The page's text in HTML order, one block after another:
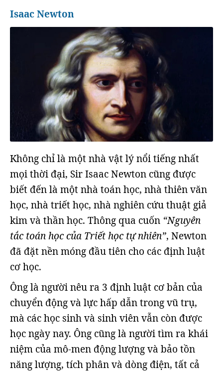
Isaac Newton
Không chỉ là một nhà vật lý nổi tiếng nhất
mọi thời đại, Sir Isaac Newton cũng được
biết đến là một nhà toán học, nhà thiên văn
học, nhà triết học, nhà nghiên cứu thuật giả
kim và thần học. Thông qua cuốn “Nguyên
tắc toán học của Triết học tự nhiên”, Newton
đã đặt nền móng đầu tiên cho các định luật
cơ học.
Ông là người nêu ra 3 định luật cơ bản của
chuyển động và lực hấp dẫn trong vũ trụ,
mà các học sinh và sinh viên vẫn còn được
học ngày nay. Ông cũng là người tìm ra khái
niệm của mô-men động lượng và bảo tồn
năng lượng, tích phân và dòng điện, tất cả